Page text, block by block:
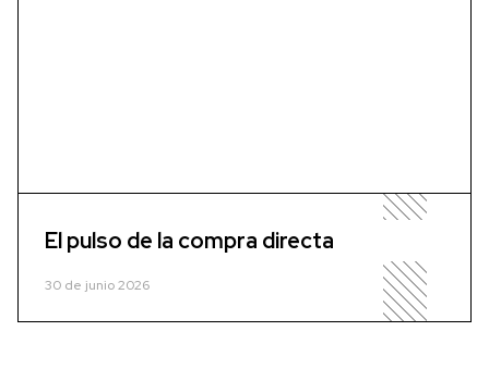
El pulso de la compra directa
30 de junio 2026